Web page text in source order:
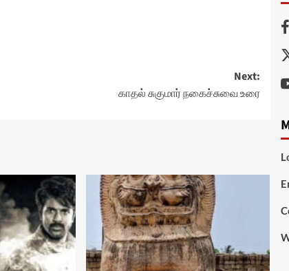
Next:
காதல் சுகுமார் நகைச்சுவை உரை